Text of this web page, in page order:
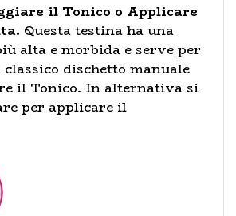
il Tonico o Applicare
Questa testina ha una
alta e morbida e serve per
dischetto manuale
il Tonico. In alternativa si
per applicare il